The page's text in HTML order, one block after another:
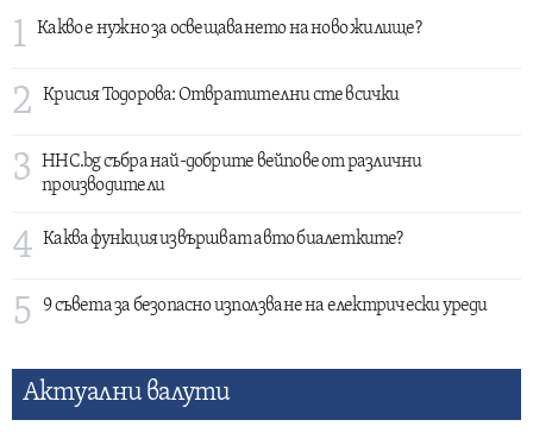
1 Какво е нужно за освещаването на ново жилище?
2 Крисия Тодорова: Отвратителни сте всички
3
HHC.bg събра най-добрите вейпове от различни
производители
4 Каква функция извършват авто биалетките?
5 9 съвета за безопасно използване на електрически уреди
Актуални валути